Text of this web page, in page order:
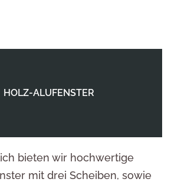
HOLZ-ALUFENSTER
bieten wir hochwertige
mit drei Scheiben, sowie